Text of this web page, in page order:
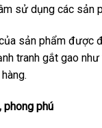
sử dụng các sản
sản phẩm được
tranh gắt gao
phong phú